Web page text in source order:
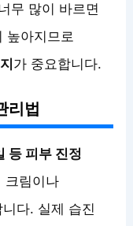
무 많이 바르면
높아지므로
가 중요합니다.
리법
등 피부 진정
크림이나
다. 실제 습진